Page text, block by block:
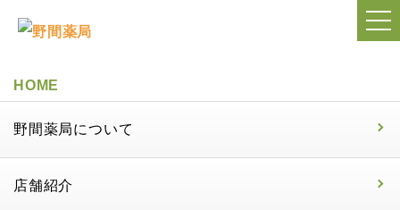
HOME
野間薬局について
店舗紹介